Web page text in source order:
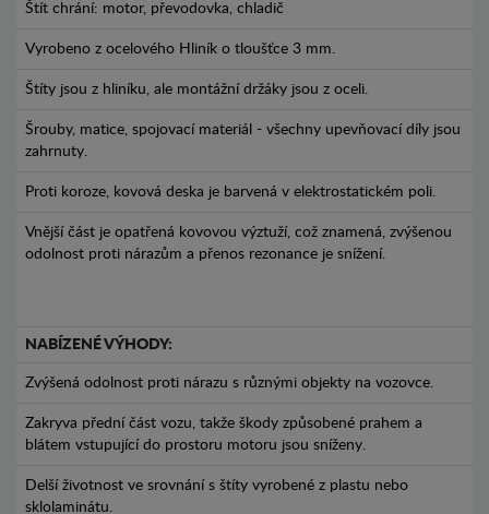
Štít chrání: motor, převodovka, chladič
Vyrobeno z ocelového Hliník o tloušťce 3 mm.
Štíty jsou z hliníku, ale montážní držáky jsou z oceli.
Šrouby, matice, spojovací materiál - všechny upevňovací díly jsou
zahrnuty.
Proti koroze, kovová deska je barvená v elektrostatickém poli.
Vnější část je opatřená kovovou výztuží, což znamená, zvýšenou
odolnost proti nárazům a přenos rezonance je snížení.
NABÍZENÉ VÝHODY:
Zvýšená odolnost proti nárazu s různými objekty na vozovce.
Zakryva přední část vozu, takže škody způsobené prahem a
blátem vstupující do prostoru motoru jsou sníženy.
Delší životnost ve srovnání s štíty vyrobené z plastu nebo
sklolaminátu.